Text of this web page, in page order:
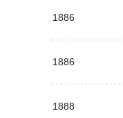
1886
1886
1888